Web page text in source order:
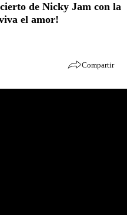
de Nicky Jam con la
el amor!
Compartir